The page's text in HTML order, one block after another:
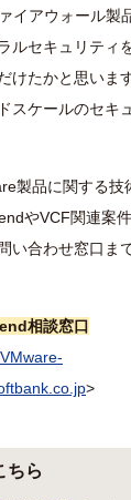
イアウォール製
ルセキュリティ
けたかと思いま
スケールのセキ
製品に関する技
やVCF関連案
い合わせ窓口ま
相談窓口
>
ちら